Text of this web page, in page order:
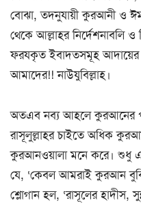
বোঝা, তদনুযায়ী কুরআনী ও
থেকে আল্লাহর নির্দেশনাবলি
ফরযকৃত ইবাদতসমূহ আদায়ের
আমাদের!! নাউযুবিল্লাহ।
অতএব নব্য আহলে কুরআনের
রাসূলুল্লাহর চাইতে অধিক
কুরআনওয়ালা মনে করে। শুধু
যে, ‘কেবল আমরাই কুরআন
শ্লোগান হল, ‘রাসূলের